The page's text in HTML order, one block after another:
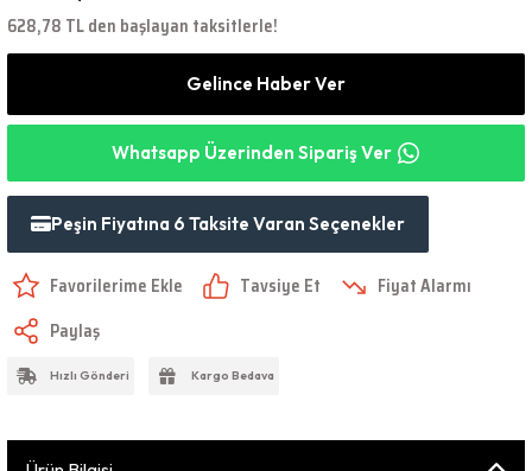
628,78 TL den başlayan taksitlerle!
Gelince Haber Ver
Whatsapp Üzerinden Sipariş Ver
Peşin Fiyatına 6 Taksite Varan Seçenekler
Tavsiye Et
Fiyat Alarmı
Paylaş
Hızlı Gönderi Kargo Bedava